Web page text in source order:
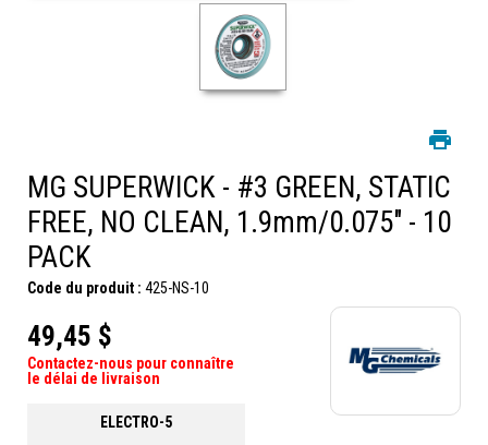
MG SUPERWICK - #3 GREEN, STATIC
FREE, NO CLEAN, 1.9mm/0.075" - 10
PACK
Code du produit : 425-NS-10
49,45 $
Contactez-nous pour connaître
le délai de livraison
ELECTRO-5